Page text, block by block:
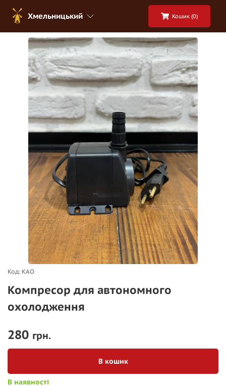
Хмельницький Кошик (0)
Код: КАО
Компресор для автономного
охолодження
280 грн.
В кошик
В наявності